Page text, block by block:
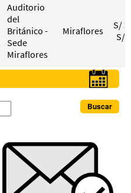
Auditorio
del
Británico -
Sede
Miraflores
Miraflores
S/
S/